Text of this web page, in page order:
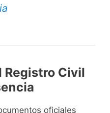
Civil
oficiales